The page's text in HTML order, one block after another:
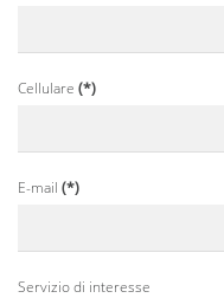
Cellulare (*)
E-mail (*)
Servizio di interesse